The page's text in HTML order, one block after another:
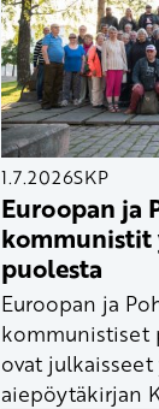
1.7.2026SKP
Euroopan ja
kommunistit
puolesta
Euroopan ja
kommunistiset
ovat
aiepöytäkirjan